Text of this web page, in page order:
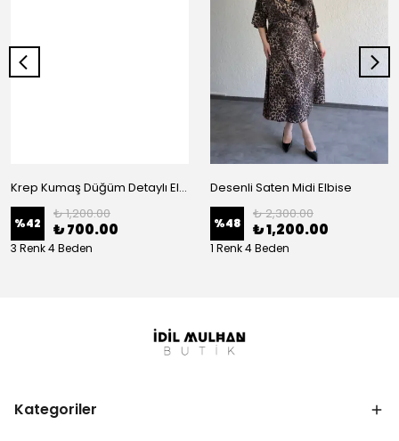
Krep Kumaş Düğüm Detaylı Elbise
%42
₺ 1,200.00
₺ 700.00
3 Renk 4 Beden
Desenli Saten Midi Elbise
%48
₺ 2,300.00
₺ 1,200.00
1 Renk 4 Beden
Kategoriler